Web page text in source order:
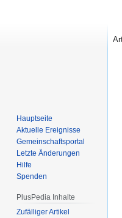
Hauptseite
Aktuelle Ereignisse
Gemeinschafts­portal
Letzte Änderungen
Hilfe
Spenden
PlusPedia Inhalte
Zufälliger Artikel